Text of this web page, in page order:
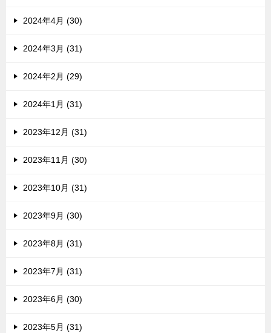
2024年4月 (30)
2024年3月 (31)
2024年2月 (29)
2024年1月 (31)
2023年12月 (31)
2023年11月 (30)
2023年10月 (31)
2023年9月 (30)
2023年8月 (31)
2023年7月 (31)
2023年6月 (30)
2023年5月 (31)